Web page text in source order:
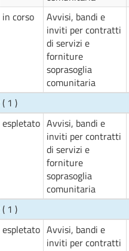
in corso
Avvisi, bandi e
inviti per contratti
di servizi e
forniture
soprasoglia
comunitaria
( 1 )
espletato Avvisi, bandi e
inviti per contratti
di servizi e
forniture
soprasoglia
comunitaria
( 1 )
espletato Avvisi, bandi e
inviti per contratti